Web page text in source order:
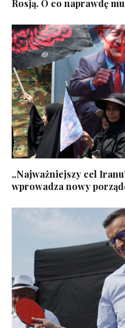
Rosją. O co naprawdę
„Najważniejszy cel
wprowadza nowy